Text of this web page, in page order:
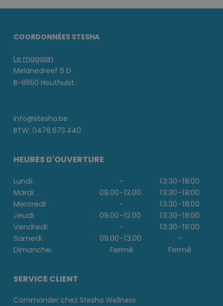
COORDONNÉES STESHA
Le magasin
Melanedreef 6 D
B-8650 Houthulst
info@stesha.be
BTW: 0476.673.440
HEURES D'OUVERTURE
Lundi: - 13:30-18:00
Mardi:
09.00-12.00 13:30-18:00
Mercredi:
- 13:30-18:00
Jeudi:
09.00-12.00 13:30-18:00
Vendredi:
- 13:30-18:00
Samedi:
09.00-13.00
-
Dimanche:
Fermé Fermé
SERVICE CLIENT
Commander chez Stesha Wellness